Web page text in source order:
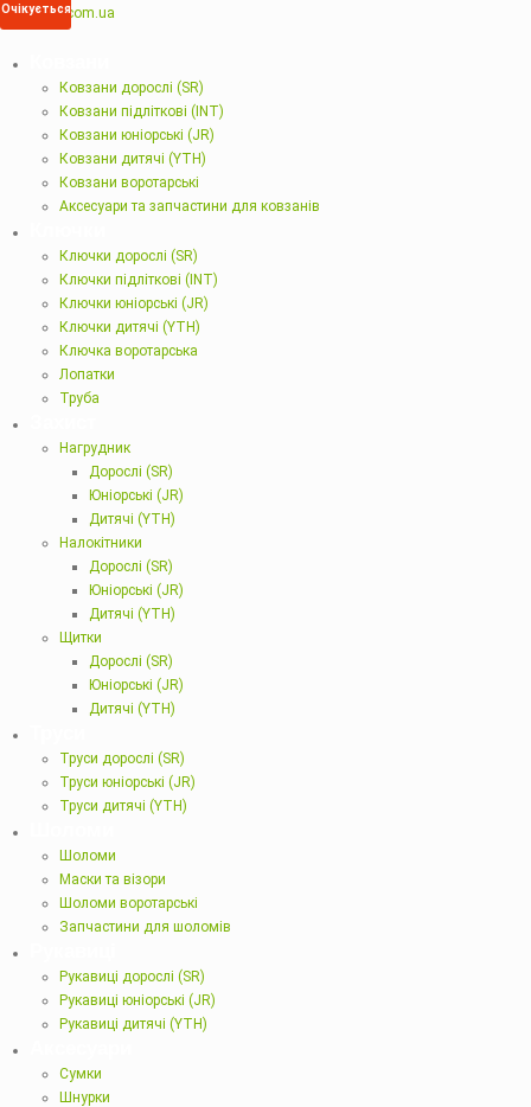
Ковзани дорослі (SR)
Ковзани підліткові (INT)
Ковзани юніорські (JR)
Ковзани дитячі (YTH)
Ковзани воротарські
Аксесуари та запчастини для ковзанів
Ключки дорослі (SR)
Ключки підліткові (INT)
Ключки юніорські (JR)
Ключки дитячі (YTH)
Ключка воротарська
Лопатки
Труба
Нагрудник
Дорослі (SR)
Юніорські (JR)
Дитячі (YTH)
Налокітники
Дорослі (SR)
Юніорські (JR)
Дитячі (YTH)
Щитки
Дорослі (SR)
Юніорські (JR)
Дитячі (YTH)
Труси дорослі (SR)
Труси юніорські (JR)
Труси дитячі (YTH)
Шоломи
Маски та візори
Шоломи воротарські
Запчастини для шоломів
Рукавиці дорослі (SR)
Рукавиці юніорські (JR)
Рукавиці дитячі (YTH)
Сумки
Шнурки
Очікується